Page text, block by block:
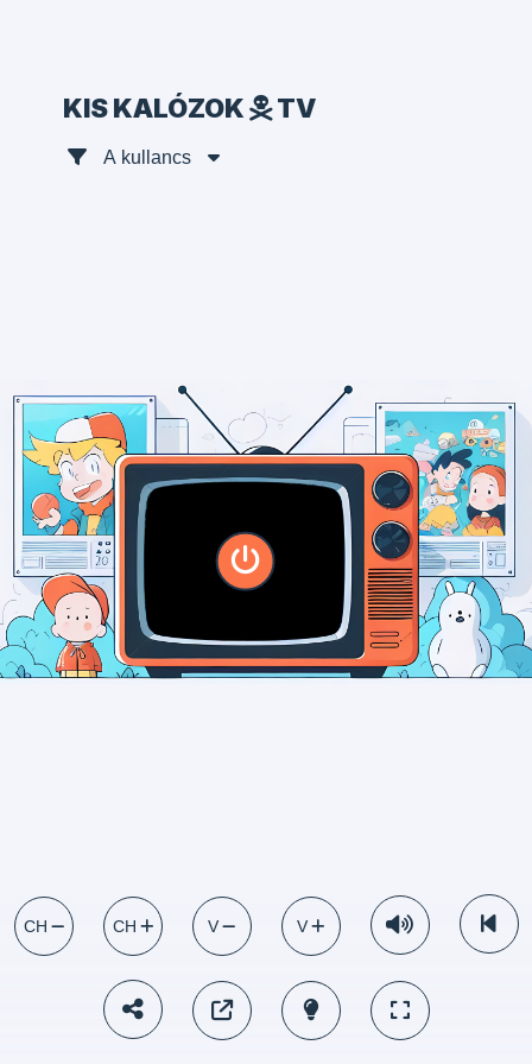
KIS KALÓZOK TV
A kullancs
CH CH V V